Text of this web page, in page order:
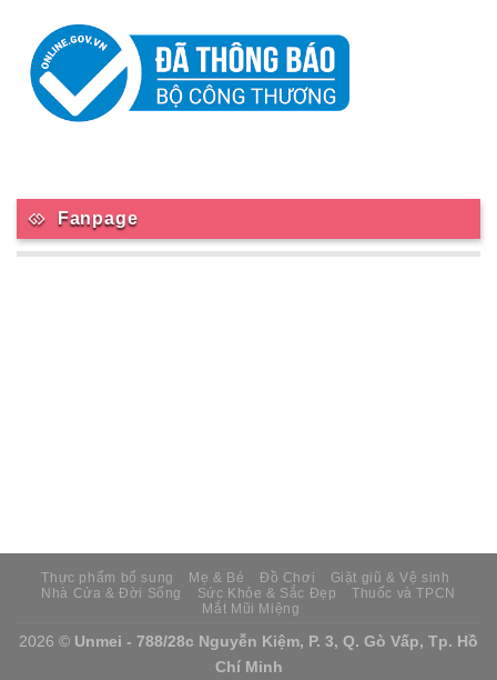
Fanpage
Thực phẩm bổ sung Mẹ & Bé Đồ Chơi
Giặt giũ & Vệ sinh
Nhà Cửa & Đời Sống
Sức Khỏe & Sắc Đẹp
Thuốc và TPCN
Mắt Mũi Miệng
2026 © Unmei - 788/28c Nguyễn Kiệm, P. 3, Q. Gò Vấp, Tp. Hồ
Chí Minh